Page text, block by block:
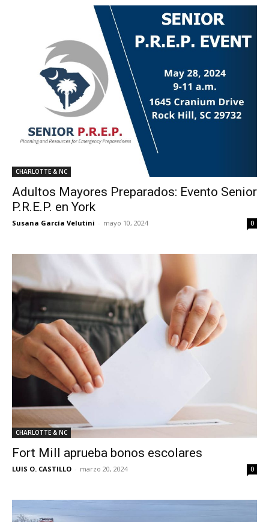
CHARLOTTE & NC
Adultos Mayores Preparados: Evento Senior
P.R.E.P. en York
Susana García Velutini - mayo 10, 2024 0
CHARLOTTE & NC
Fort Mill aprueba bonos escolares
LUIS O. CASTILLO - marzo 20, 2024 0